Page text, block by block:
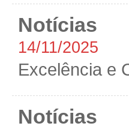
Notícias
14/11/2025
Excelência e
Notícias